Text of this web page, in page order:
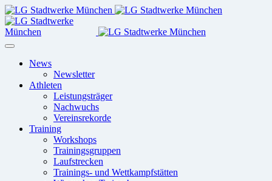
News
Newsletter
Athleten
Leistungsträger
Nachwuchs
Vereinsrekorde
Training
Workshops
Trainingsgruppen
Laufstrecken
Trainings- und Wettkampfstätten